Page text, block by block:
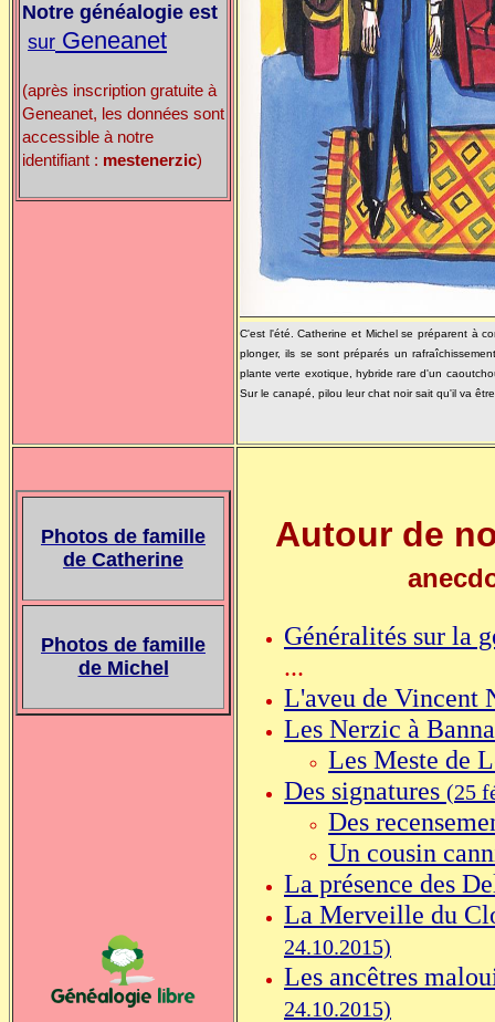
Notre généalogie est
sur Geneanet
(après inscription gratuite à
Geneanet, les données sont
accessible à notre
identifiant : mestenerzic)
C'est l'été. Catherine et Michel se préparent à
plonger, ils se sont préparés un
plante verte exotique, hybride rare d'un
Sur le canapé, pilou leur chat noir sait qu'il va
Photos de famille
de Catherine
Photos de famille
de Michel
Autour de
Généralités sur la
...
L'aveu de Vincent
Les Nerzic à
Les Meste de
Des signatures (25
Des
Un cousin
La présence des
La Merveille du
24.10.2015)
Les ancêtres
24.10.2015)